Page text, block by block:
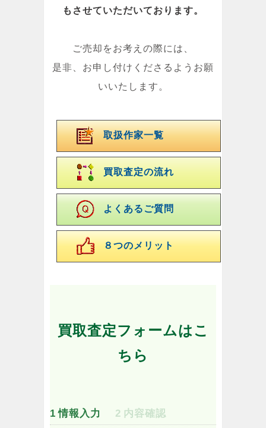
もさせていただいております。
ご売却をお考えの際には、
是非、お申し付けくださるようお願
いいたします。
取扱作家一覧
買取査定の流れ
よくあるご質問
８つのメリット
買取査定フォームはこ
ちら
1 情報入力 2 内容確認